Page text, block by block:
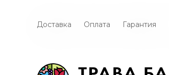
Доставка Оплата Гарантия